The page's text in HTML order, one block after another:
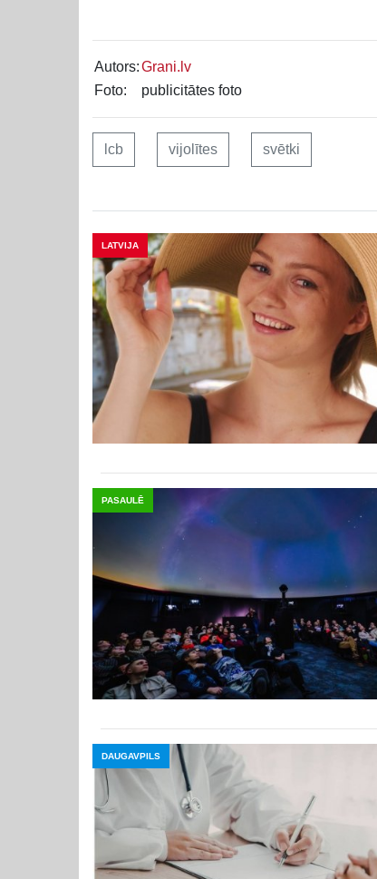
Autors:Grani.lv
Foto:
publicitātes foto
lcb vijolītes svētki
LATVIJA
PASAULĒ
DAUGAVPILS